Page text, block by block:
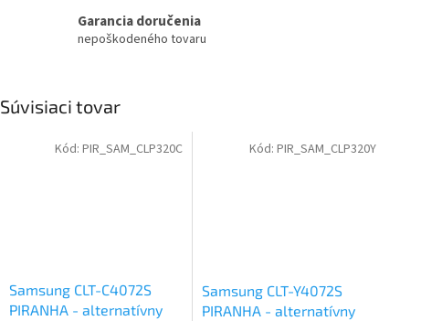
Garancia doručenia
nepoškodeného tovaru
Súvisiaci tovar
Samsung CLT-C4072S
PIRANHA - alternatívny
Kód: PIR_SAM_CLP320C
Samsung CLT-Y4072S
PIRANHA - alternatívny
Kód: PIR_SAM_CLP320Y